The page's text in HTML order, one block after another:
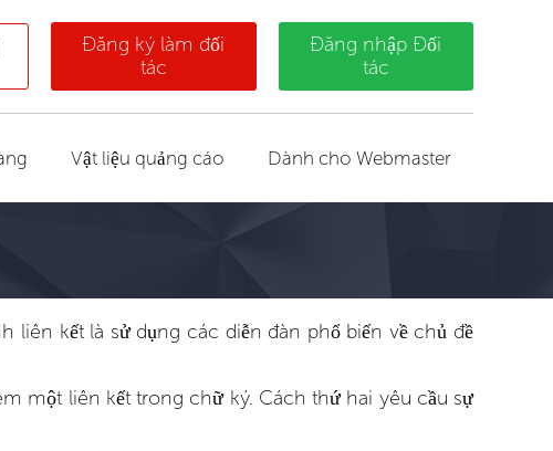
Đăng ký làm đối
tác
Đăng nhập Đối
tác
Vật liệu quảng cáo Dành cho Webmaster
kết là sử dụng các diễn đàn phổ biến về chủ đề
một liên kết trong chữ ký. Cách thứ hai yêu cầu sự